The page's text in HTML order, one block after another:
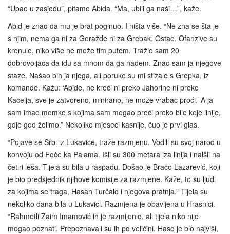
“Upao u zasjedu”, pitamo Abida. “Ma, ubili ga naši…”, kaže.
Abid je znao da mu je brat poginuo. I ništa više. “Ne zna se šta je
s njim, nema ga ni za Goražde ni za Grebak. Ostao. Ofanzive su
krenule, niko više ne može tim putem. Tražio sam 20
dobrovoljaca da idu sa mnom da ga nađem. Znao sam ja njegove
staze. Našao bih ja njega, ali poruke su mi stizale s Grepka, iz
komande. Kažu: ‘Abide, ne kreći ni preko Jahorine ni preko
Kacelja, sve je zatvoreno, minirano, ne može vrabac proći.’ A ja
sam imao momke s kojima sam mogao preći preko bilo koje linije,
gdje god želimo.” Nekoliko mjeseci kasnije, čuo je prvi glas.
“Pojave se Srbi iz Lukavice, traže razmjenu. Vodili su svoj narod u
konvoju od Foče ka Palama. Išli su 300 metara iza linija i naišli na
četiri leša. Tijela su bila u raspadu. Došao je Braco Lazarević, koji
je bio predsjednik njihove komisije za razmjene. Kaže, to su ljudi
za kojima se traga, Hasan Turčalo i njegova pratnja.” Tijela su
nekoliko dana bila u Lukavici. Razmjena je obavljena u Hrasnici.
“Rahmetli Zaim Imamović ih je razmijenio, ali tijela niko nije
mogao poznati. Prepoznavali su ih po veličini. Haso je bio najviši,